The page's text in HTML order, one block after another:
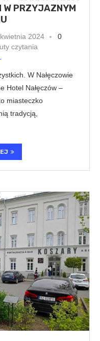
PRZYJAZNYM
2024
0
czytania
W Nałęczowie
Hotel Nałęczów –
miasteczko
tradycją,